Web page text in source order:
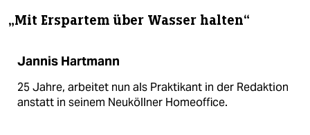
„Mit Erspartem über Wasser halten“
Jannis Hartmann
25 Jahre, arbeitet nun als Praktikant in der Redaktion
anstatt in seinem Neuköllner Homeoffice.